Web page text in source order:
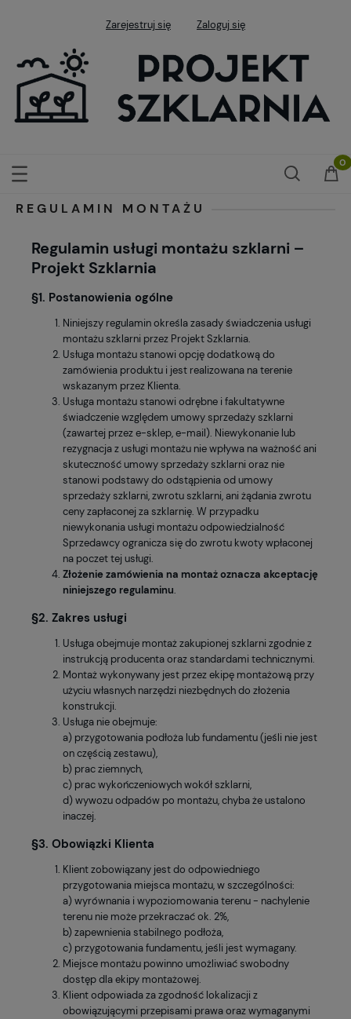
Zarejestruj się Zaloguj się
REGULAMIN MONTAŻU
Regulamin usługi montażu szklarni –
Projekt Szklarnia
§1. Postanowienia ogólne
Niniejszy regulamin określa zasady świadczenia usługi
montażu szklarni przez Projekt Szklarnia.
Usługa montażu stanowi opcję dodatkową do
zamówienia produktu i jest realizowana na terenie
wskazanym przez Klienta.
Usługa montażu stanowi odrębne i fakultatywne
świadczenie względem umowy sprzedaży szklarni
(zawartej przez e-sklep, e-mail). Niewykonanie lub
rezygnacja z usługi montażu nie wpływa na ważność ani
skuteczność umowy sprzedaży szklarni oraz nie
stanowi podstawy do odstąpienia od umowy
sprzedaży szklarni, zwrotu szklarni, ani żądania zwrotu
ceny zapłaconej za szklarnię. W przypadku
niewykonania usługi montażu odpowiedzialność
Sprzedawcy ogranicza się do zwrotu kwoty wpłaconej
na poczet tej usługi.
Złożenie zamówienia na montaż oznacza akceptację
niniejszego regulaminu.
§2. Zakres usługi
Usługa obejmuje montaż zakupionej szklarni zgodnie z
instrukcją producenta oraz standardami technicznymi.
Montaż wykonywany jest przez ekipę montażową przy
użyciu własnych narzędzi niezbędnych do złożenia
konstrukcji.
Usługa nie obejmuje:
a) przygotowania podłoża lub fundamentu (jeśli nie jest
on częścią zestawu),
b) prac ziemnych,
c) prac wykończeniowych wokół szklarni,
d) wywozu odpadów po montażu, chyba że ustalono
inaczej.
§3. Obowiązki Klienta
Klient zobowiązany jest do odpowiedniego
przygotowania miejsca montażu, w szczególności:
a) wyrównania i wypoziomowania terenu - nachylenie
terenu nie może przekraczać ok. 2%,
b) zapewnienia stabilnego podłoża,
c) przygotowania fundamentu, jeśli jest wymagany.
Miejsce montażu powinno umożliwiać swobodny
dostęp dla ekipy montażowej.
Klient odpowiada za zgodność lokalizacji z
obowiązującymi przepisami prawa oraz wymaganymi